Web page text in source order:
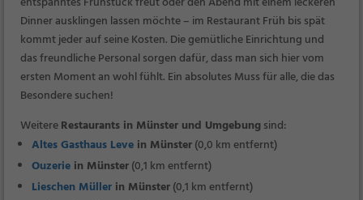
Dinner ausklingen lassen möchte – im Restaurant Früh bis spät
kommt jeder auf seine Kosten. Die gemütliche Einrichtung und
das freundliche Personal sorgen dafür, dass man sich hier vom
ersten Moment an wohl fühlt. Ein absolutes Muss für alle, die das
Besondere suchen!
WeitereRestaurants in Münster und Umgebungsind:
Altes Gasthaus Leve in Münster(0,0 km entfernt)
Ouzerie in Münster(0,1 km entfernt)
Lieschen Müller in Münster(0,1 km entfernt)